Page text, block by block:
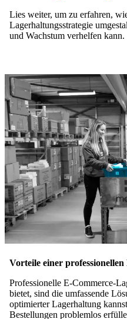
Lies weiter, um zu erfahren,
Lagerhaltungsstrategie
und Wachstum verhelfen kann.
Vorteile einer
Professionelle E-Commerce-
bietet, sind die umfassende
optimierter Lagerhaltung
Bestellungen problemlos